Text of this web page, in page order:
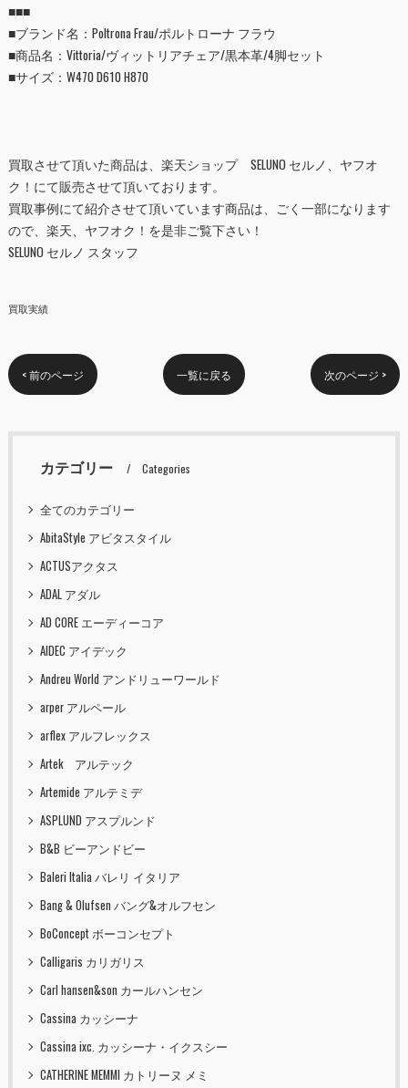
■■■
■ブランド名：Poltrona Frau/ポルトローナ フラウ
■商品名：Vittoria/ヴィットリアチェア/黒本革/4脚セット
■サイズ：W470 D610 H870
買取させて頂いた商品は、 楽天ショップ SELUNO セルノ
ヤフオ
ク！ にて販売させて頂いております。
買取事例にて紹介させて頂いています商品は、ごく一部になります
ので、楽天、ヤフオク！を是非ご覧下さい！
SELUNO セルノ スタッフ
買取実績
< 前のページ 一覧に戻る 次のページ >
カテゴリー Categories
全てのカテゴリー
AbitaStyle アビタスタイル
ACTUSアクタス
ADAL アダル
AD CORE エーディーコア
AIDEC アイデック
Andreu World アンドリューワールド
arper アルペール
arflex アルフレックス
Artek アルテック
Artemide アルテミデ
ASPLUND アスプルンド
B&B ビーアンドビー
Baleri Italia バレリ イタリア
Bang & Olufsen バング&オルフセン
BoConcept ボーコンセプト
Calligaris カリガリス
Carl hansen&son カールハンセン
Cassina カッシーナ
Cassina ixc. カッシーナ・イクスシー
CATHERINE MEMMI カトリーヌ メミ